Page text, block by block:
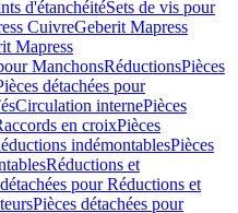
d'étanchéitéSets de vis pour
CuivreGeberit Mapress
Mapress
ManchonsRéductionsPièces
détachées pour
Circulation internePièces
en croixPièces
indémontablesPièces
Réductions et
pour Réductions et
Pièces détachées pour